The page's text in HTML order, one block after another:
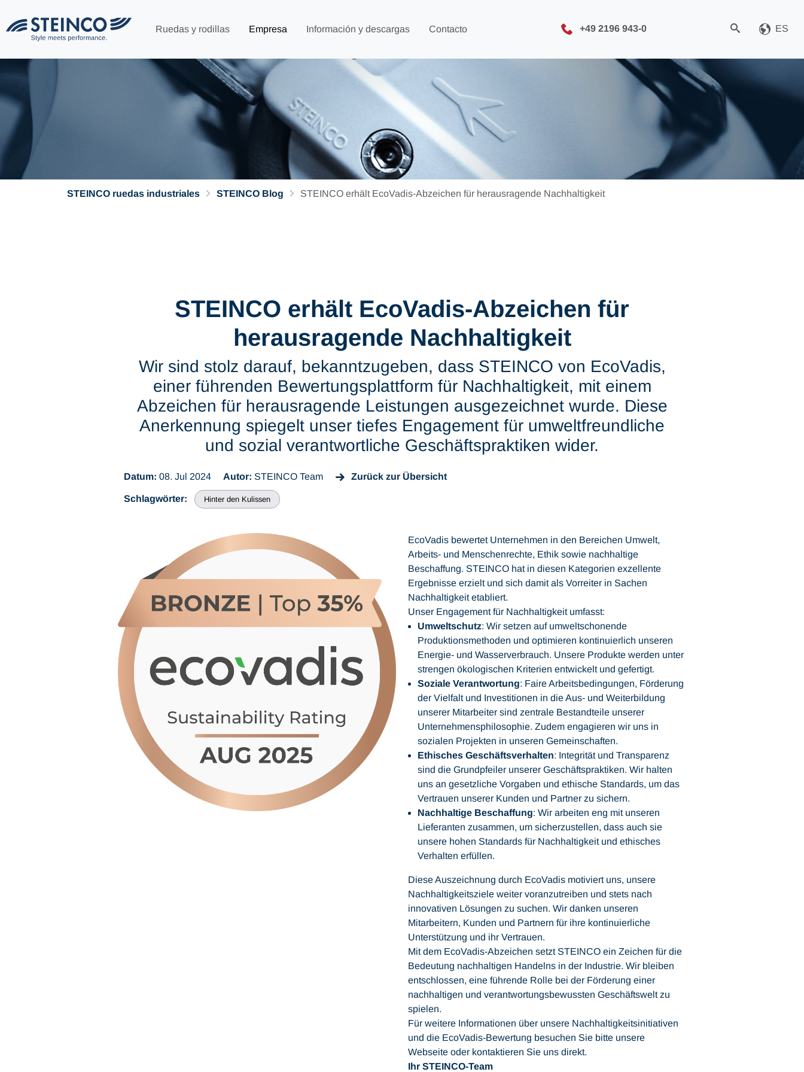
Ruedas y rodillas Empresa Información y descargas Contacto +49 2196 943-0 ES
STEINCO ruedas industriales STEINCO Blog STEINCO erhält EcoVadis-Abzeichen für herausragende Nachhaltigkeit
STEINCO erhält EcoVadis-Abzeichen für
herausragende Nachhaltigkeit
Wir sind stolz darauf, bekanntzugeben, dass STEINCO von EcoVadis,
einer führenden Bewertungsplattform für Nachhaltigkeit, mit einem
Abzeichen für herausragende Leistungen ausgezeichnet wurde. Diese
Anerkennung spiegelt unser tiefes Engagement für umweltfreundliche
und sozial verantwortliche Geschäftspraktiken wider.
Datum: 08. Jul 2024 Autor: STEINCO Team Zurück zur Übersicht
Schlagwörter: Hinter den Kulissen
EcoVadis bewertet Unternehmen in den Bereichen Umwelt,
Arbeits- und Menschenrechte, Ethik sowie nachhaltige
Beschaffung. STEINCO hat in diesen Kategorien exzellente
Ergebnisse erzielt und sich damit als Vorreiter in Sachen
Nachhaltigkeit etabliert.
Unser Engagement für Nachhaltigkeit umfasst:
Umweltschutz: Wir setzen auf umweltschonende
Produktionsmethoden und optimieren kontinuierlich unseren
Energie- und Wasserverbrauch. Unsere Produkte werden unter
strengen ökologischen Kriterien entwickelt und gefertigt.
Soziale Verantwortung: Faire Arbeitsbedingungen, Förderung
der Vielfalt und Investitionen in die Aus- und Weiterbildung
unserer Mitarbeiter sind zentrale Bestandteile unserer
Unternehmensphilosophie. Zudem engagieren wir uns in
sozialen Projekten in unseren Gemeinschaften.
Ethisches Geschäftsverhalten: Integrität und Transparenz
sind die Grundpfeiler unserer Geschäftspraktiken. Wir halten
uns an gesetzliche Vorgaben und ethische Standards, um das
Vertrauen unserer Kunden und Partner zu sichern.
Nachhaltige Beschaffung: Wir arbeiten eng mit unseren
Lieferanten zusammen, um sicherzustellen, dass auch sie
unsere hohen Standards für Nachhaltigkeit und ethisches
Verhalten erfüllen.
Diese Auszeichnung durch EcoVadis motiviert uns, unsere
Nachhaltigkeitsziele weiter voranzutreiben und stets nach
innovativen Lösungen zu suchen. Wir danken unseren
Mitarbeitern, Kunden und Partnern für ihre kontinuierliche
Unterstützung und ihr Vertrauen.
Mit dem EcoVadis-Abzeichen setzt STEINCO ein Zeichen für die
Bedeutung nachhaltigen Handelns in der Industrie. Wir bleiben
entschlossen, eine führende Rolle bei der Förderung einer
nachhaltigen und verantwortungsbewussten Geschäftswelt zu
spielen.
Für weitere Informationen über unsere Nachhaltigkeitsinitiativen
und die EcoVadis-Bewertung besuchen Sie bitte unsere
Webseite oder kontaktieren Sie uns direkt.
Ihr STEINCO-Team